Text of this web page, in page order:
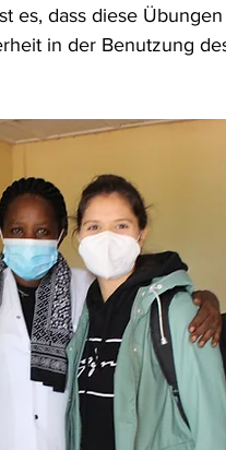
es, dass diese
in der Benutzung